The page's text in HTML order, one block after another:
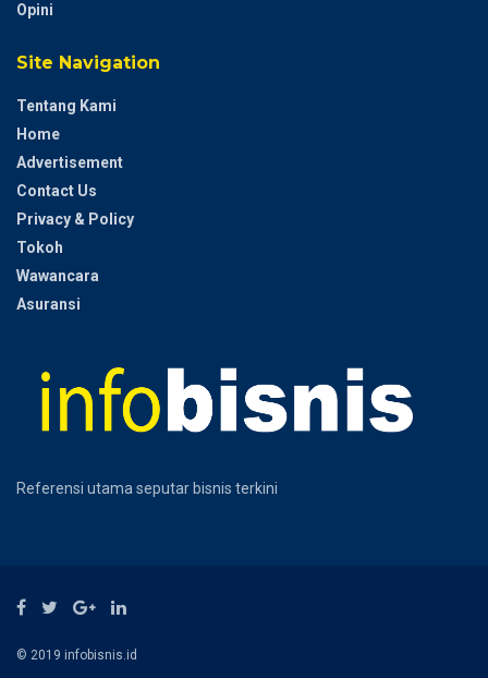
Opini
Site Navigation
Tentang Kami
Home
Advertisement
Contact Us
Privacy & Policy
Tokoh
Wawancara
Asuransi
Referensi utama seputar bisnis terkini
© 2019 infobisnis.id